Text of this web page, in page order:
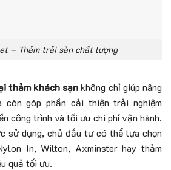
– Thảm trải sàn chất lượng
thảm khách sạnkhông chỉ giúp nâng
còn góp phần cải thiện trải nghiệm
công trình và tối ưu chi phí vận hành.
sử dụng, chủ đầu tư có thể lựa chọn
In, Wilton, Axminster hay thảm
quả tối ưu.